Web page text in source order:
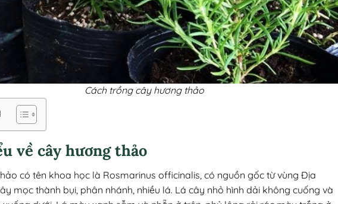
Cách trồng cây hương thảo
về cây hương thảo
có tên khoa học là Rosmarinus officinalis, có nguồn gốc từ vùng Địa
mọc thành bụi, phân nhánh, nhiều lá. Lá cây nhỏ hình dải không cuống và